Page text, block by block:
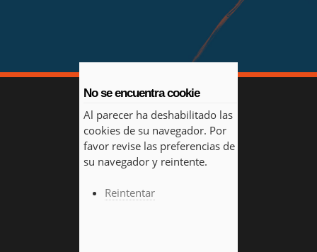
No se encuentra cookie
Al parecer ha deshabilitado las
cookies de su navegador. Por
favor revise las preferencias de
su navegador y reintente.
Reintentar